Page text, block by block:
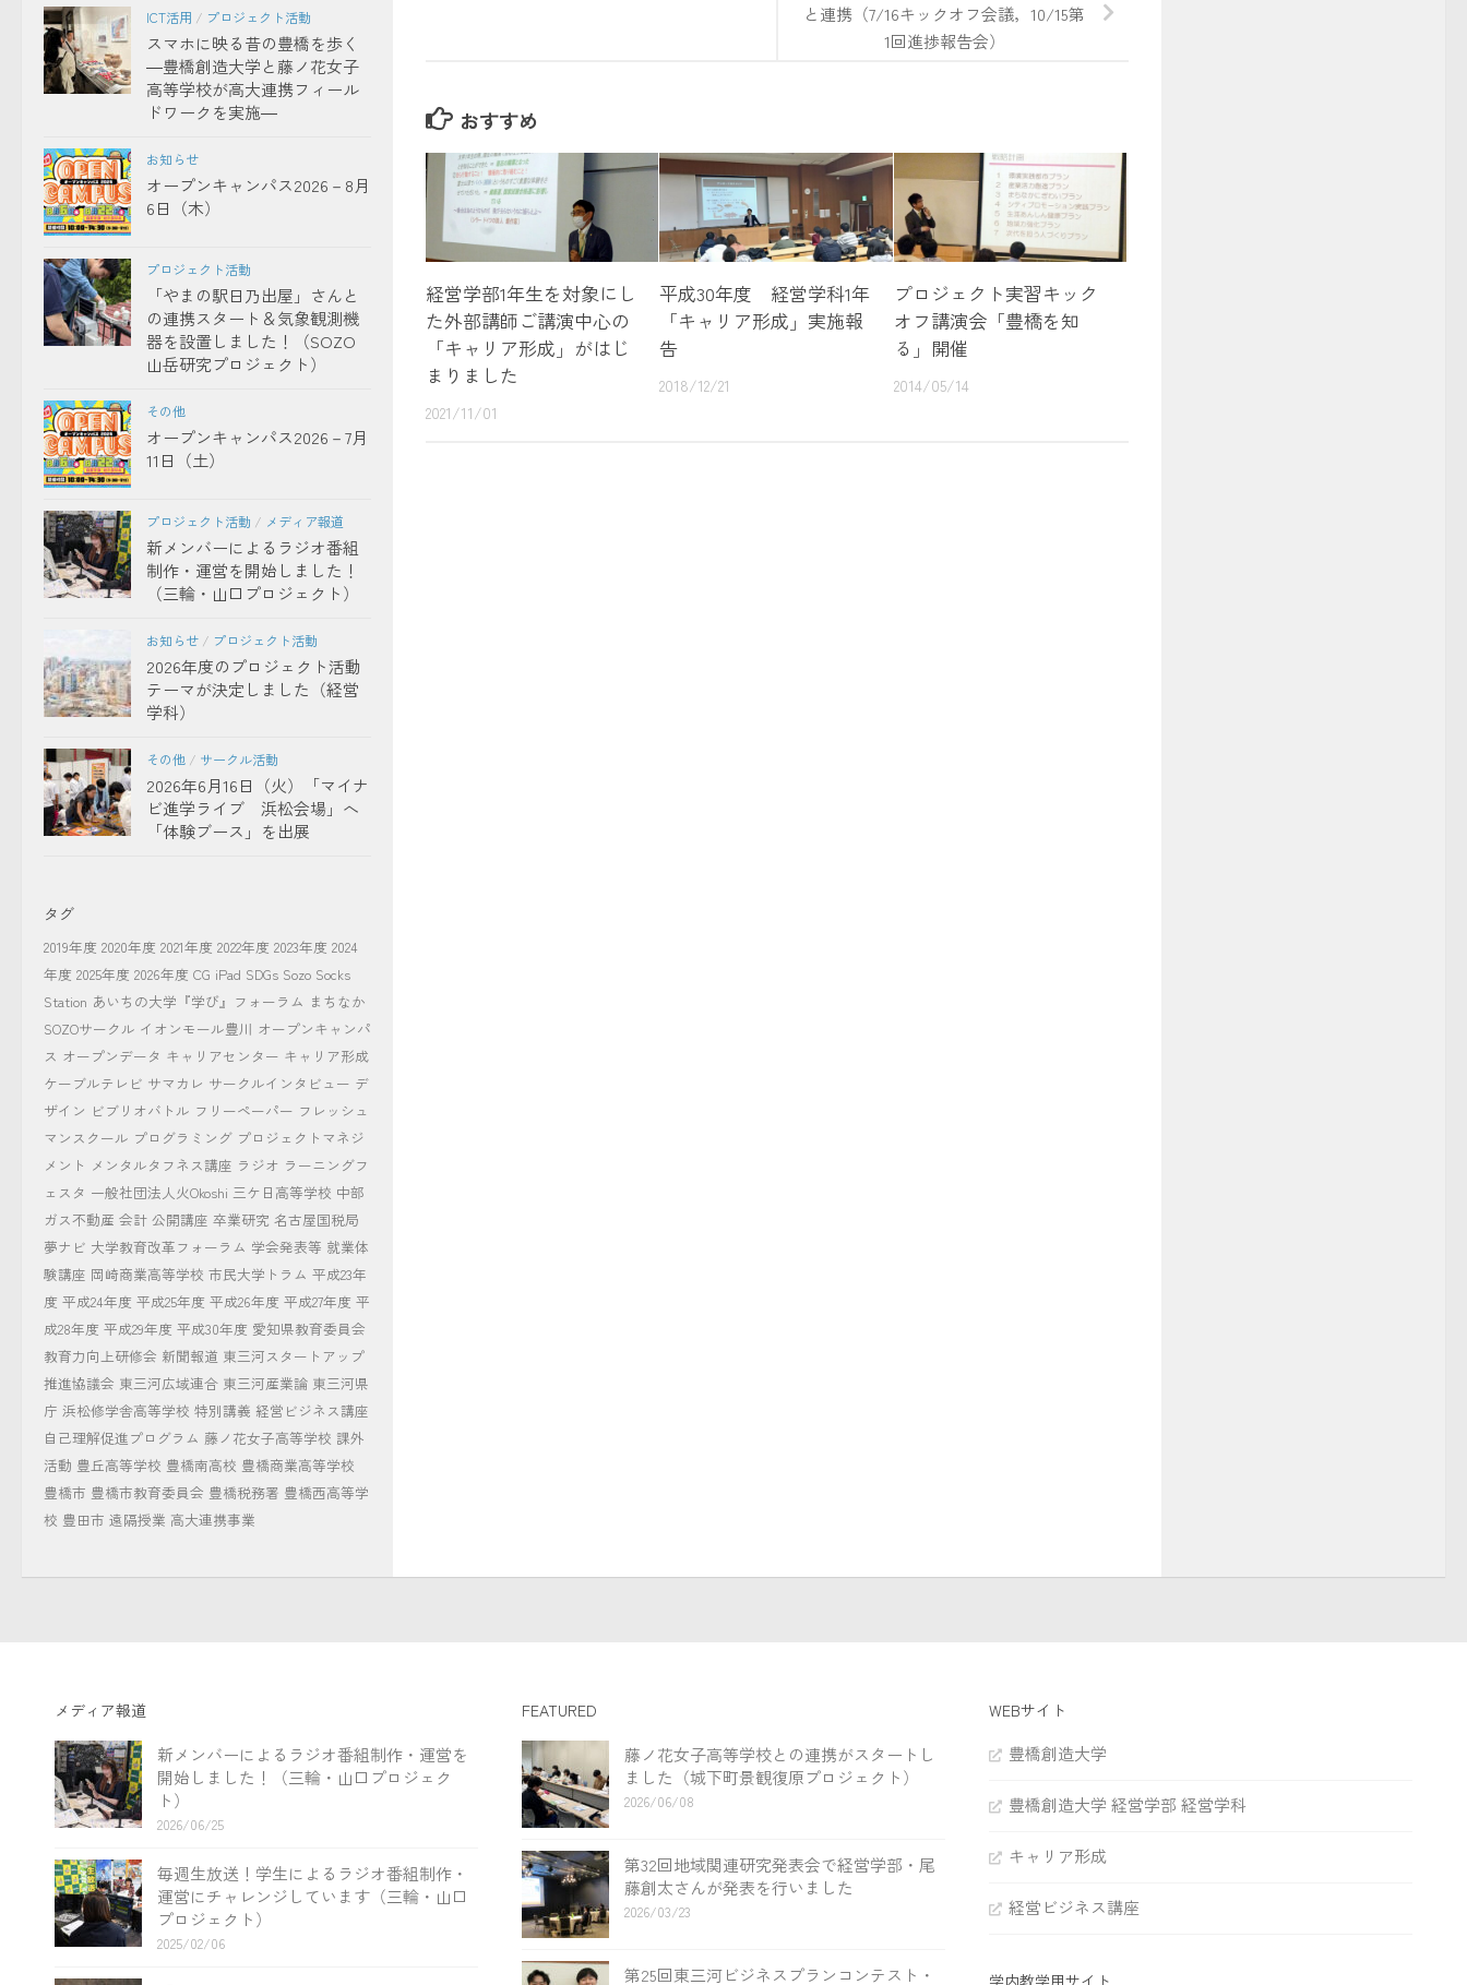
と連携（7/16キックオフ会議，10/15第
1回進捗報告会）
おすすめ
経営学部1年生を対象にし
た外部講師ご講演中心の
「キャリア形成」がはじ
まりました
2021/11/01
平成30年度 経営学科1年
「キャリア形成」実施報
告
2018/12/21
プロジェクト実習キック
オフ講演会「豊橋を知
る」開催
2014/05/14
ICT活用 / プロジェクト活動
スマホに映る昔の豊橋を歩く
―豊橋創造大学と藤ノ花女子
高等学校が高大連携フィール
ドワークを実施―
お知らせ
オープンキャンパス2026－8月
6日（木）
プロジェクト活動
「やまの駅日乃出屋」さんと
の連携スタート＆気象観測機
器を設置しました！（SOZO
山岳研究プロジェクト）
その他
オープンキャンパス2026－7月
11日（土）
プロジェクト活動 / メディア報道
新メンバーによるラジオ番組
制作・運営を開始しました！
（三輪・山口プロジェクト）
お知らせ / プロジェクト活動
2026年度のプロジェクト活動
テーマが決定しました（経営
学科）
その他 / サークル活動
2026年6月16日（火）「マイナ
ビ進学ライブ 浜松会場」へ
「体験ブース」を出展
タグ
2019年度 2020年度 2021年度 2022年度 2023年度 2024
年度 2025年度 2026年度 CG iPad SDGs Sozo Socks
Station あいちの大学『学び』フォーラム まちなか
SOZOサークル イオンモール豊川 オープンキャンパ
ス オープンデータ キャリアセンター キャリア形成
ケーブルテレビ サマカレ サークルインタビュー デ
ザイン ビブリオバトル フリーペーパー フレッシュ
マンスクール プログラミング プロジェクトマネジ
メント メンタルタフネス講座 ラジオ ラーニングフ
ェスタ 一般社団法人火Okoshi 三ケ日高等学校 中部
ガス不動産 会計 公開講座 卒業研究 名古屋国税局
夢ナビ 大学教育改革フォーラム 学会発表等 就業体
験講座 岡崎商業高等学校 市民大学トラム 平成23年
度 平成24年度 平成25年度 平成26年度 平成27年度 平
成28年度 平成29年度 平成30年度 愛知県教育委員会
教育力向上研修会 新聞報道 東三河スタートアップ
推進協議会 東三河広域連合 東三河産業論 東三河県
庁 浜松修学舎高等学校 特別講義 経営ビジネス講座
自己理解促進プログラム 藤ノ花女子高等学校 課外
活動 豊丘高等学校 豊橋南高校 豊橋商業高等学校
豊橋市 豊橋市教育委員会 豊橋税務署 豊橋西高等学
校 豊田市 遠隔授業 高大連携事業
メディア報道
新メンバーによるラジオ番組制作・運営を
開始しました！（三輪・山口プロジェク
ト）
2026/06/25
毎週生放送！学生によるラジオ番組制作・
運営にチャレンジしています（三輪・山口
プロジェクト）
2025/02/06
FEATURED
藤ノ花女子高等学校との連携がスタートし
ました（城下町景観復原プロジェクト）
2026/06/08
第32回地域関連研究発表会で経営学部・尾
藤創太さんが発表を行いました
2026/03/23
第25回東三河ビジネスプランコンテスト・
WEBサイト
豊橋創造大学
豊橋創造大学 経営学部 経営学科
キャリア形成
経営ビジネス講座
学内教学用サイト